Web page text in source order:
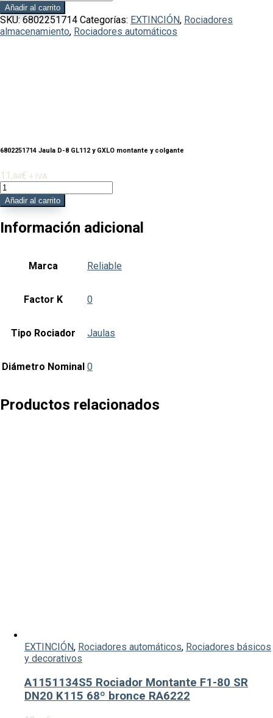
Jaula
D-
8
GL112
Añadir al carrito
SKU:6802251714 Categorías: EXTINCIÓN, Rociadores
almacenamiento, Rociadores automáticos
6802251714 Jaula D-8 GL112 y GXLO montante y colgante
11,84€ + IVA
6802251714
Jaula
D-
8
GL112
montante
cantidad
Añadir al carrito
Información adicional
Marca Reliable
Factor K 0
Tipo Rociador Jaulas
Diámetro Nominal 0
Productos relacionados
EXTINCIÓN, Rociadores automáticos, Rociadores básicos
y decorativos
A1151134S5 Rociador Montante F1-80 SR
DN20 K115 68º bronce RA6222